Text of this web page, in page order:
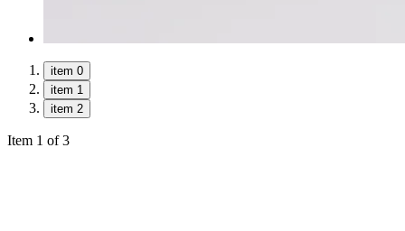
item 0
item 1
item 2
Item 1 of 3